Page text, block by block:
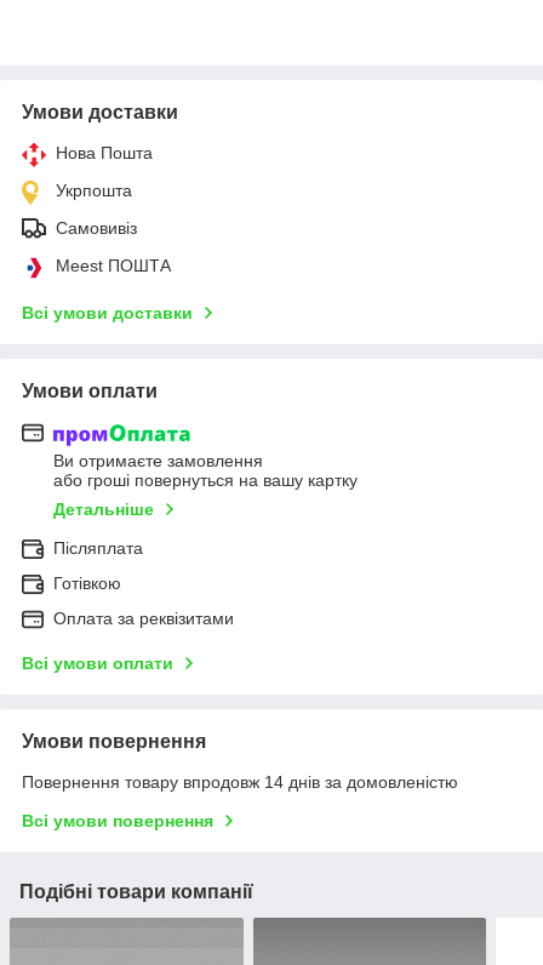
Умови доставки
Нова Пошта
Укрпошта
Самовивіз
Meest ПОШТА
Всі умови доставки
Умови оплати
Ви отримаєте замовлення
або гроші повернуться на вашу картку
Детальніше
Післяплата
Готівкою
Оплата за реквізитами
Всі умови оплати
Умови повернення
Повернення товару впродовж 14 днів за домовленістю
Всі умови повернення
Подібні товари компанії